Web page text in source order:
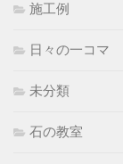
施工例
日々の一コマ
未分類
石の教室